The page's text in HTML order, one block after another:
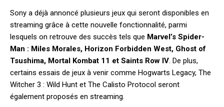
Sony a déjà annoncé plusieurs jeux qui seront disponibles en
streaming grâce à cette nouvelle fonctionnalité, parmi
lesquels on retrouve des succès tels que Marvel’s Spider-
Man : Miles Morales, Horizon Forbidden West, Ghost of
Tsushima, Mortal Kombat 11 et Saints Row IV. De plus,
certains essais de jeux à venir comme Hogwarts Legacy, The
Witcher 3 : Wild Hunt et The Calisto Protocol seront
également proposés en streaming.